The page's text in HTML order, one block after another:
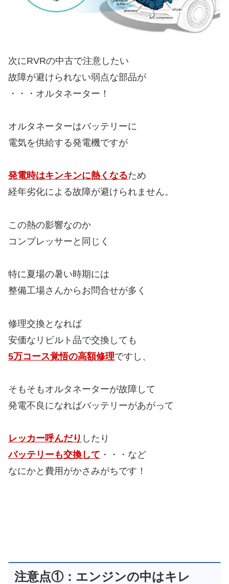
次にRVRの中古で注意したい
故障が避けられない弱点な部品が
・・・オルタネーター！
オルタネーターはバッテリーに
電気を供給する発電機ですが
発電時はキンキンに熱くなるため
経年劣化による故障が避けられません。
この熱の影響なのか
コンプレッサーと同じく
特に夏場の暑い時期には
整備工場さんからお問合せが多く
修理交換となれば
安価なリビルト品で交換しても
5万コース覚悟の高額修理ですし、
そもそもオルタネーターが故障して
発電不良になればバッテリーがあがって
レッカー呼んだり したり
バッテリーも交換して ・・・など
なにかと費用がかさみがちです！
注意点①：エンジンの中はキレ